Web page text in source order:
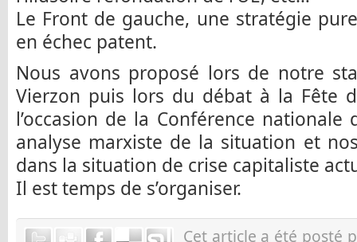
Le Front de gauche, une stratégie
en échec patent.
Nous avons proposé lors de notre
Vierzon puis lors du débat à la Fête
l’occasion de la Conférence
analyse marxiste de la situation et
dans la situation de crise capitaliste
Il est temps de s’organiser.
Cet article a été posté